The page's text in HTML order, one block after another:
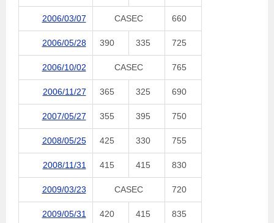
2006/03/07 CASEC 660
2006/05/28 390 335 725
2006/10/02 CASEC 765
2006/11/27 365 325 690
2007/05/27 355 395 750
2008/05/25 425 330 755
2008/11/31 415 415 830
2009/03/23 CASEC 720
2009/05/31 420 415 835